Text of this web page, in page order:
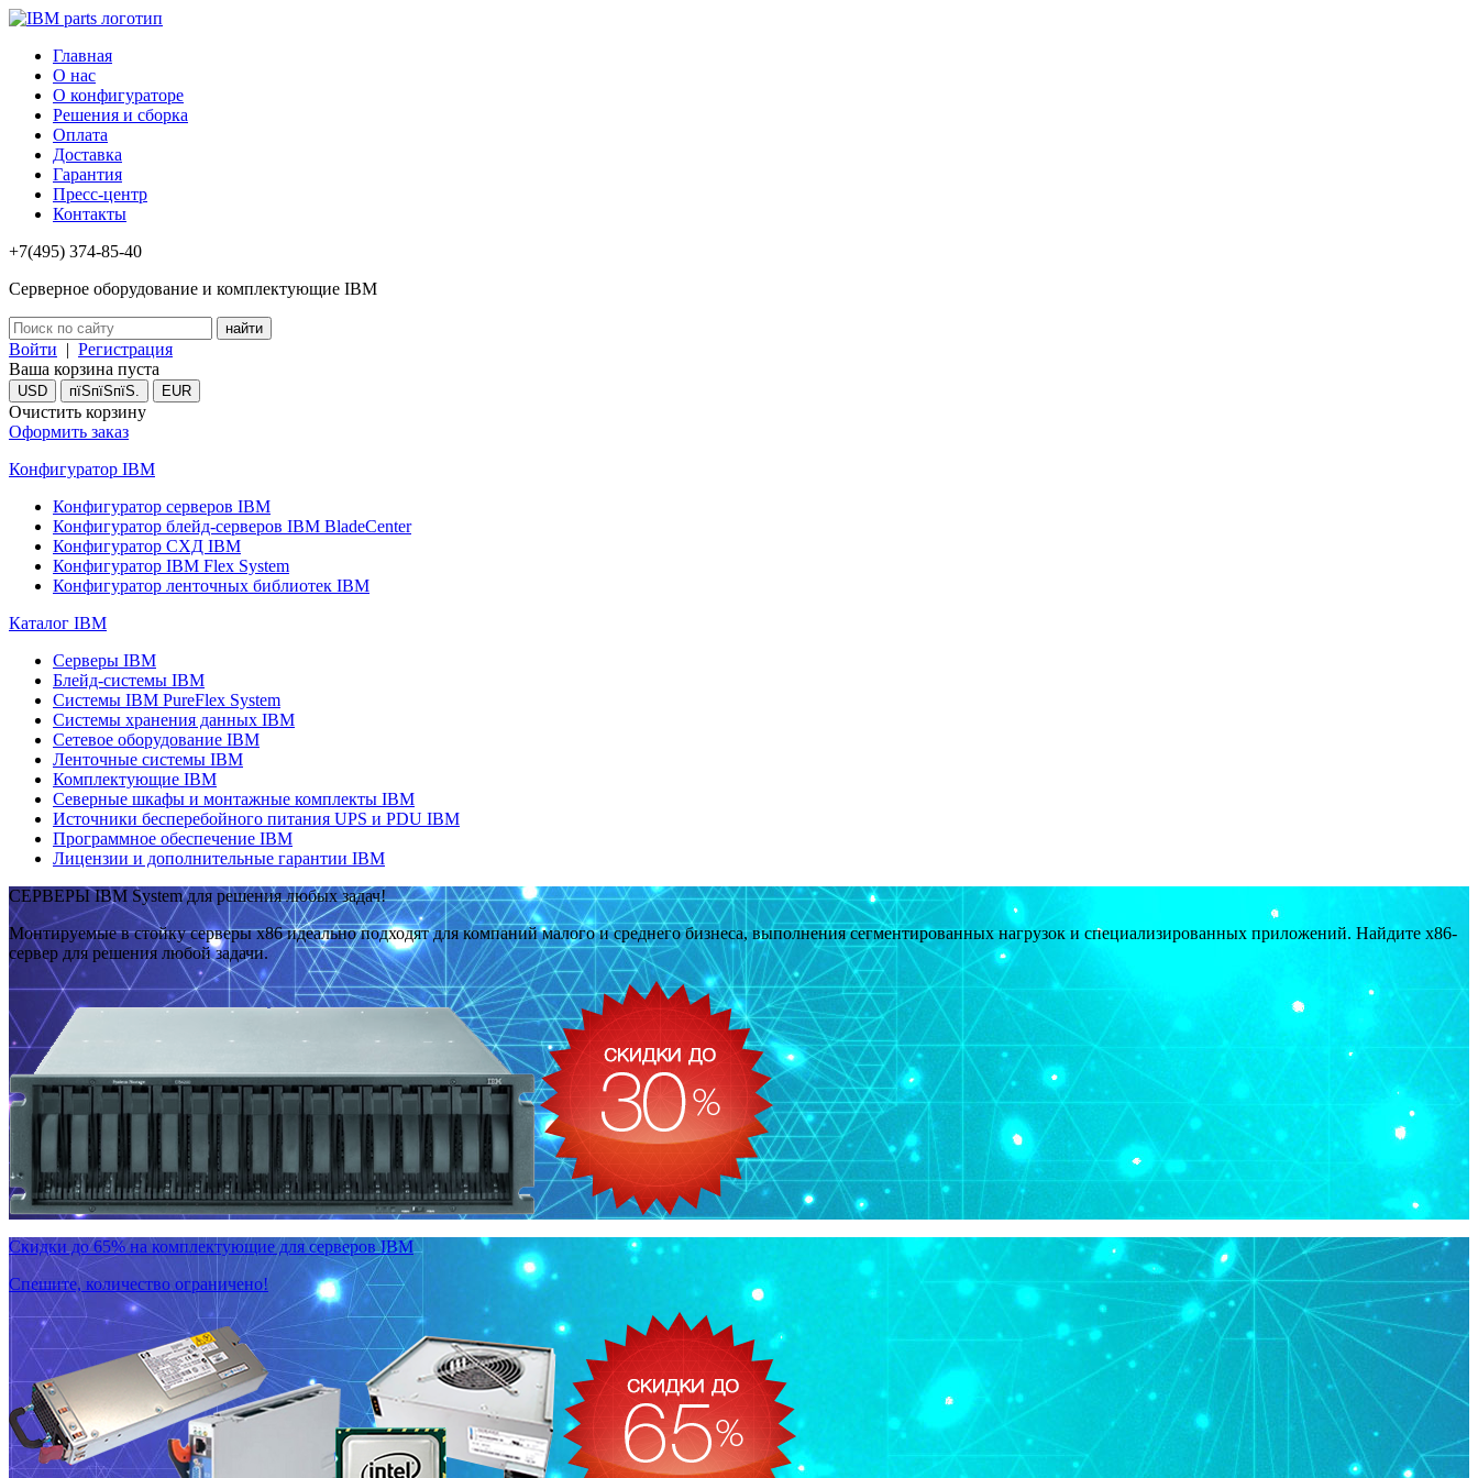
Главная
О нас
О конфигураторе
Решения и сборка
Оплата
Доставка
Гарантия
Пресс-центр
Контакты
+7(495) 374-85-40
Серверное оборудование и комплектующие IBM
Войти | Регистрация
Ваша корзина пуста
USD пїЅпїЅпїЅ. EUR
Очистить корзину
Оформить заказ
Конфигуратор IBM
Конфигуратор серверов IBM
Конфигуратор блейд-серверов IBM BladeCenter
Конфигуратор СХД IBM
Конфигуратор IBM Flex System
Конфигуратор ленточных библиотек IBM
Каталог IBM
Серверы IBM
Блейд-системы IBM
Системы IBM PureFlex System
Системы хранения данных IBM
Сетевое оборудование IBM
Ленточные системы IBM
Комплектующие IBM
Северные шкафы и монтажные комплекты IBM
Источники бесперебойного питания UPS и PDU IBM
Программное обеспечение IBM
Лицензии и дополнительные гарантии IBM
СЕРВЕРЫ IBM System для решения любых задач!
Монтируемые в стойку серверы x86 идеально подходят для компаний малого и среднего бизнеса, выполнения сегментированных нагрузок и специализированных приложений. Найдите x86-
сервер для решения любой задачи.
Скидки до 65% на комплектующие для серверов IBM
Спешите, количество ограничено!